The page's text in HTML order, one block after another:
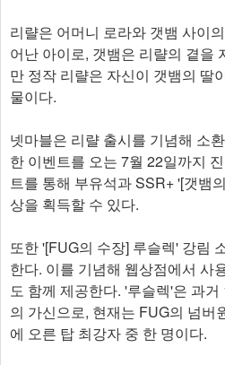
리랼은 어머니 로라와 갯뱀 사이
어난 아이로, 갯뱀은 리랼의 곁을
만 정작 리랼은 자신이 갯뱀의 딸
물이다.
넷마블은 리랼 출시를 기념해 소
한 이벤트를 오는 7월 22일까지
트를 통해 부유석과 SSR+ '[갯뱀
상을 획득할 수 있다.
또한 '[FUG의 수장] 루슬렉' 강림
한다. 이를 기념해 웹상점에서 사
도 함께 제공한다. '루슬렉'은 과
의 가신으로, 현재는 FUG의 넘버
에 오른 탑 최강자 중 한 명이다.